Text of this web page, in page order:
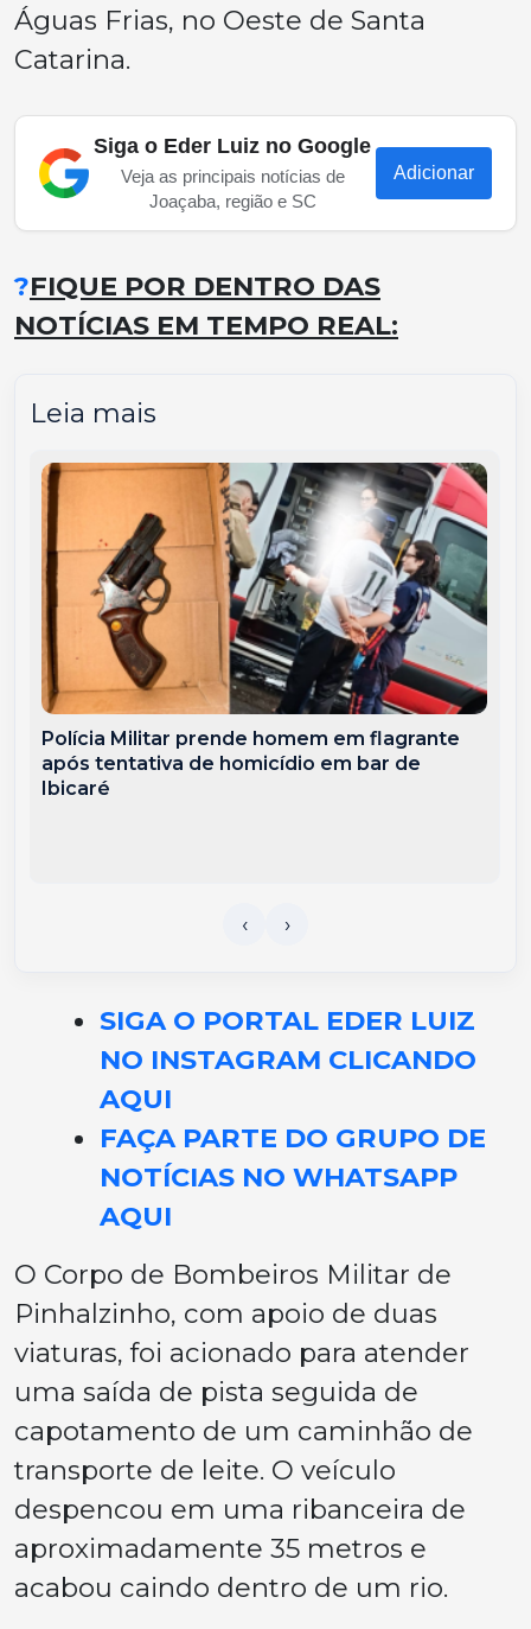
Águas Frias, no Oeste de Santa
Catarina.
Siga o Eder Luiz no Google
Veja as principais notícias de
Joaçaba, região e SC
Adicionar
?FIQUE POR DENTRO DAS
NOTÍCIAS EM TEMPO REAL:
Leia mais
Polícia Militar prende homem em flagrante
após tentativa de homicídio em bar de
Ibicaré
SIGA O PORTAL EDER LUIZ
NO INSTAGRAM CLICANDO
AQUI
FAÇA PARTE DO GRUPO DE
NOTÍCIAS NO WHATSAPP
AQUI
O Corpo de Bombeiros Militar de
Pinhalzinho, com apoio de duas
viaturas, foi acionado para atender
uma saída de pista seguida de
capotamento de um caminhão de
transporte de leite. O veículo
despencou em uma ribanceira de
aproximadamente 35 metros e
acabou caindo dentro de um rio.